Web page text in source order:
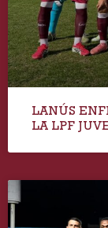
LANÚS
LA LPF